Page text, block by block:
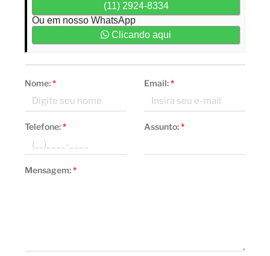
(11) 2924-8334
Ou em nosso WhatsApp
Clicando aqui
Nome:* Email:*
Telefone:* Assunto:*
Mensagem:*